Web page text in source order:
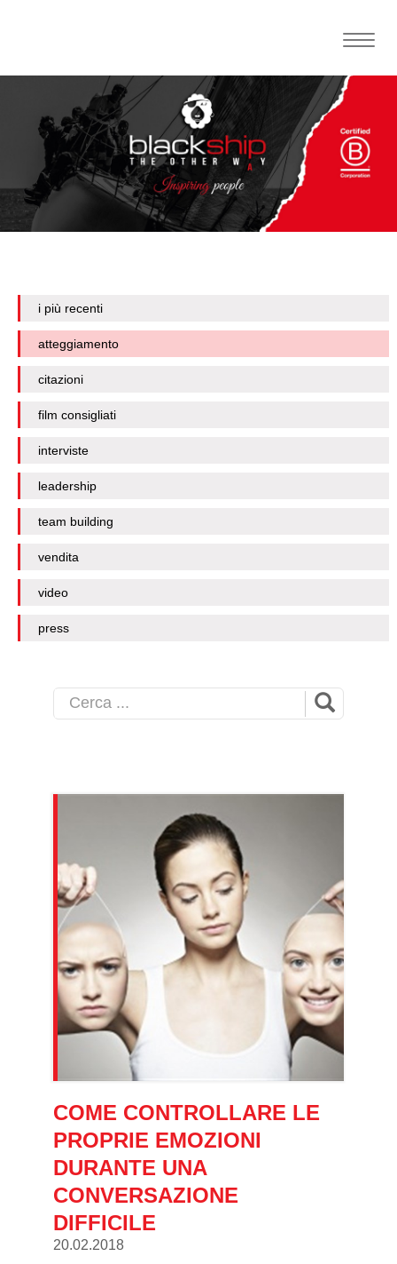
Toggle
i più recenti
atteggiamento
citazioni
film consigliati
interviste
leadership
team building
vendita
video
press
COME CONTROLLARE LE
PROPRIE EMOZIONI
DURANTE UNA
CONVERSAZIONE
DIFFICILE
20.02.2018